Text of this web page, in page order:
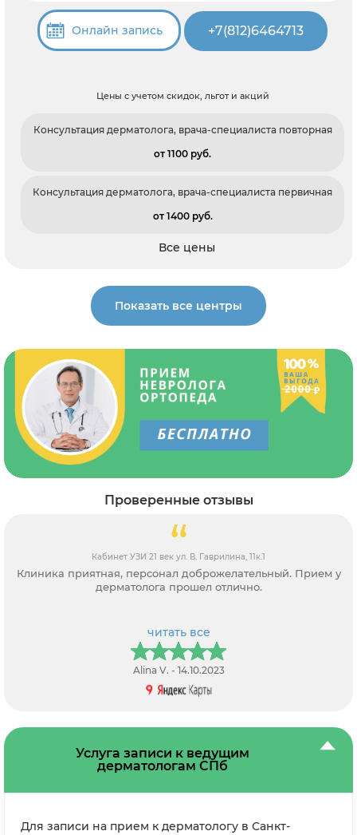
Онлайн запись +7(812)6464713
Цены с учетом скидок, льгот и акций
Консультация дерматолога, врача-специалиста повторная
от 1100 pуб.
Консультация дерматолога, врача-специалиста первичная
от 1400 pуб.
Все цены
Показать все центры
Проверенные отзывы
Кабинет УЗИ 21 век ул. В. Гаврилина, 11к.1
Клиника приятная, персонал доброжелательный. Прием у
дерматолога прошел отлично.
читать все
Alina V. - 14.10.2023
Услуга записи к ведущим
дерматологам СПб
Для записи на прием к дерматологу в Санкт-